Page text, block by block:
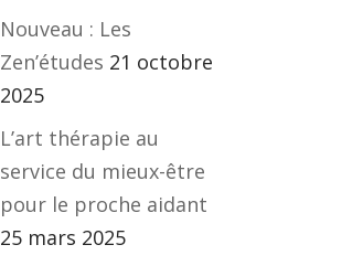
Nouveau : Les
Zen’études 21 octobre
2025
L’art thérapie au
service du mieux-être
pour le proche aidant
25 mars 2025